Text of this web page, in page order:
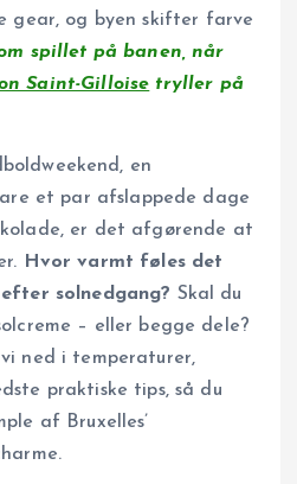
gear, og byen skifter farve
spillet på banen, når
Saint-Gilloise tryller på
en
et par afslappede dage
er det afgørende at
Hvor varmt føles det
solnedgang? Skal du
– eller begge dele?
ned i temperaturer,
praktiske tips, så du
af Bruxelles’